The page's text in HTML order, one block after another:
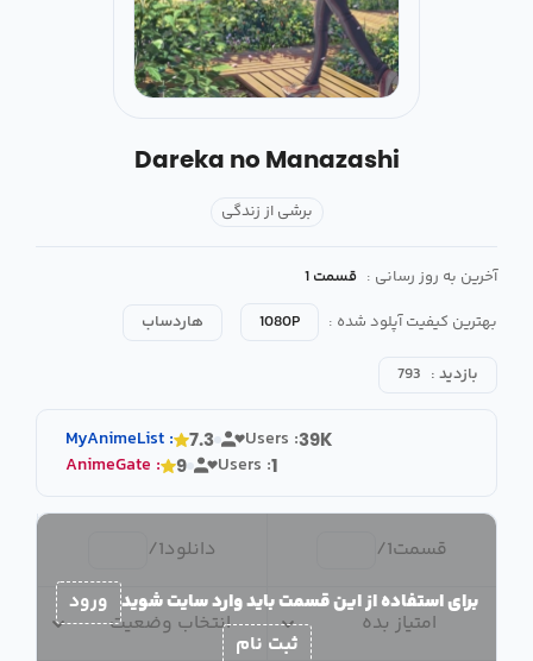
Dareka no Manazashi
برشی از زندگی
آخرین به روز رسانی : قسمت 1
بهترین کیفیت آپلود شده :
1080P هاردساب
بازدید : 793
MyAnimeList : 7.3 Users :39K
AnimeGate : 9 Users :1
قسمت1
/ دانلود1
/
امتیاز بده انتخاب وضعیت
برای استفاده از این قسمت باید وارد سایت شوید ورود
ثبت نام